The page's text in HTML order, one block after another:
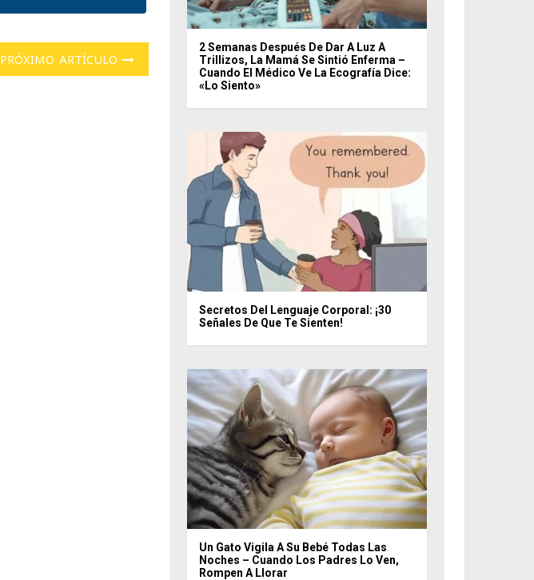
PRÓXIMO ARTÍCULO
2 Semanas Después De Dar A Luz A
Trillizos, La Mamá Se Sintió Enferma –
Cuando El Médico Ve La Ecografía Dice:
«Lo Siento»
Secretos Del Lenguaje Corporal: ¡30
Señales De Que Te Sienten!
Un Gato Vigila A Su Bebé Todas Las
Noches – Cuando Los Padres Lo Ven,
Rompen A Llorar